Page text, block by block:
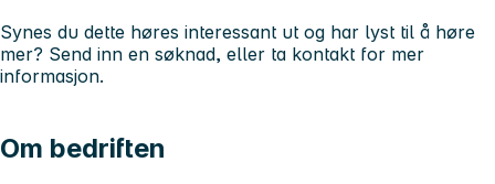
Synes du dette høres interessant ut og har lyst til å høre
mer? Send inn en søknad, eller ta kontakt for mer
informasjon.
Om bedriften